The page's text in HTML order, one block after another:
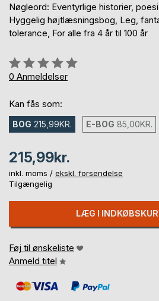
Nøgleord: Eventyrlige historier,
Hyggelig højtlæsningsbog, Leg,
tolerance, For alle fra 4 år til 100 år
Anmeldelse::
0%
0 Anmeldelser
Kan fås som:
BOG 215,99KR. E-BOG 85,00KR.
215,99kr.
inkl. moms / ekskl. forsendelse
Tilgængelig
LÆG I
Føj til ønskeliste
Anmeld titel